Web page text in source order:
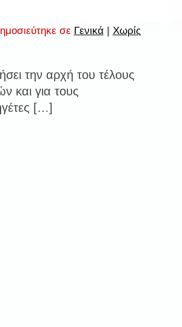
σε Γενικά | Χωρίς
την αρχή του τέλους
και για τους
[…]